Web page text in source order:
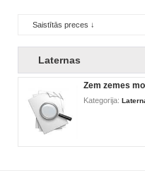
Saistītās preces ↓
Laternas
Zem zemes
Kategorija: